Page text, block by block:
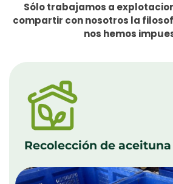
Sólo trabajamos a
compartir con nosotros la
nos hemos
Recolección de aceituna